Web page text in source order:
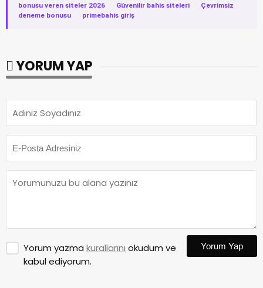
bonusu veren siteler 2026
· Güvenilir bahis siteleri ·
Çevrimsiz
deneme bonusu
· primebahis giriş
YORUM YAP
Yorum yazma kurallarını okudum ve
kabul ediyorum.
Yorum Yap